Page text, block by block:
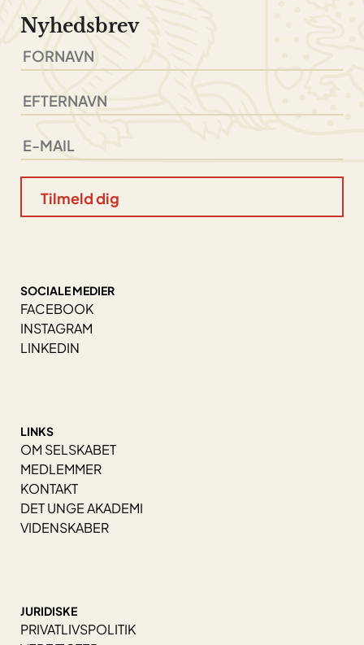
Nyhedsbrev
SOCIALE MEDIER
FACEBOOK
INSTAGRAM
LINKEDIN
LINKS
OM SELSKABET
MEDLEMMER
KONTAKT
DET UNGE AKADEMI
VIDENSKABER
JURIDISKE
PRIVATLIVSPOLITIK